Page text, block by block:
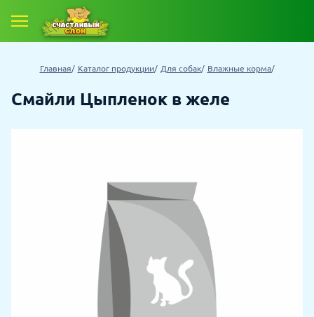
Главная Каталог продукции Для собак Влажные корма
Смайли Цыпленок в желе